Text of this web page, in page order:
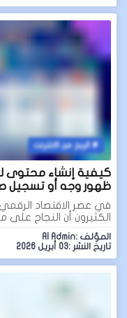
الربح من الانترنت
ظهور وجه أو تسجيل
في عصر الاقتصاد
الكثيرون أن النجاح على
المؤلف :AI Admin
تاريخ النشر :03 أبريل 2026